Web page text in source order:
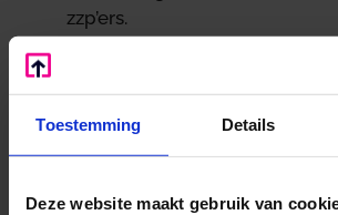
Toestemming Details
Deze website maakt gebruik van
zzp’ers.
D66
wil meer ruimte voor
wil modelcontracten